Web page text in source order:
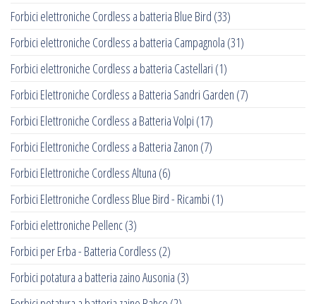
Forbici elettroniche Cordless a batteria Blue Bird (33)
Forbici elettroniche Cordless a batteria Campagnola (31)
Forbici elettroniche Cordless a batteria Castellari (1)
Forbici Elettroniche Cordless a Batteria Sandri Garden (7)
Forbici Elettroniche Cordless a Batteria Volpi (17)
Forbici Elettroniche Cordless a Batteria Zanon (7)
Forbici Elettroniche Cordless Altuna (6)
Forbici Elettroniche Cordless Blue Bird - Ricambi (1)
Forbici elettroniche Pellenc(3)
Forbici per Erba - Batteria Cordless (2)
Forbici potatura a batteria zaino Ausonia (3)